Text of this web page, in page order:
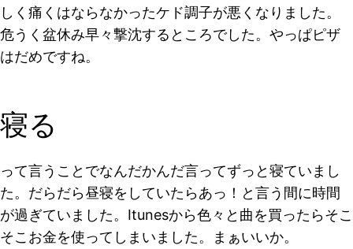
しく痛くはならなかったケド調子が悪くなりました。
危うく盆休み早々撃沈するところでした。やっぱピザ
はだめですね。
寝る
って言うことでなんだかんだ言ってずっと寝ていまし
た。だらだら昼寝をしていたらあっ！と言う間に時間
が過ぎていました。Itunesから色々と曲を買ったらそこ
そこお金を使ってしまいました。まぁいいか。